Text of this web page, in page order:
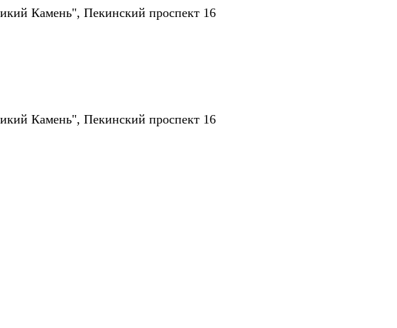
Камень", Пекинский проспект 16
Камень", Пекинский проспект 16